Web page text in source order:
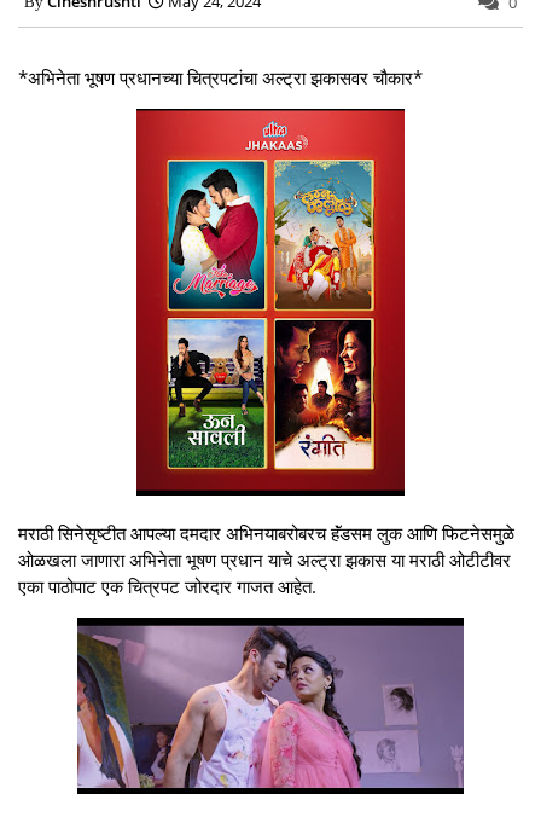
*अभिनेता भूषण प्रधानच्या चित्रपटांचा अल्ट्रा झकासवर चौकार*
मराठी सिनेसृष्टीत आपल्या दमदार अभिनयाबरोबरच हॅंडसम लुक आणि फिटनेसमुळे
ओळखला जाणारा अभिनेता भूषण प्रधान याचे अल्ट्रा झकास या मराठी ओटीटीवर
एका पाठोपाट एक चित्रपट जोरदार गाजत आहेत.